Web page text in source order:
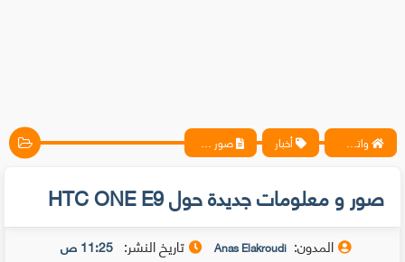
واتس آب ، فيسبوك ، أنترنت ، شروحات تقنية حصرية - المحترف أخبار صور و معلومات جديدة حول HTC ONE E9
صور و معلومات جديدة حول HTC ONE E9
المدون: Anas Elakroudi تاريخ النشر: 11:25 ص